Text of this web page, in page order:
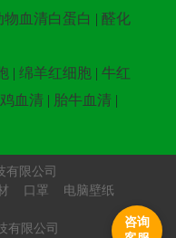
咨询
物血清白蛋白 | 醛化
| 绵羊红细胞 | 牛红
鸡血清 | 胎牛血清 |
有限公司
口罩
电脑壁纸
有限公司